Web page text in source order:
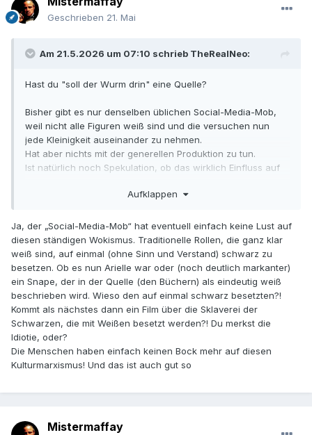
Geschrieben 21. Mai
Am 21.5.2026 um 07:10 schrieb TheRealNeo:
Hast du "soll der Wurm drin" eine Quelle?
Bisher gibt es nur denselben üblichen Social-Media-Mob,
weil nicht alle Figuren weiß sind und die versuchen nun
jede Kleinigkeit auseinander zu nehmen.
Hat aber nichts mit der generellen Produktion zu tun.
Ist natürlich noch Spekulation, ob das wirklich Einfluss auf
Aufklappen
Ja, der „Social-Media-Mob“ hat eventuell einfach keine Lust auf
diesen ständigen Wokismus. Traditionelle Rollen, die ganz klar
weiß sind, auf einmal (ohne Sinn und Verstand) schwarz zu
besetzen. Ob es nun Arielle war oder (noch deutlich markanter)
ein Snape, der in der Quelle (den Büchern) als eindeutig weiß
beschrieben wird. Wieso den auf einmal schwarz besetzten?!
Kommt als nächstes dann ein Film über die Sklaverei der
Schwarzen, die mit Weißen besetzt werden?! Du merkst die
Idiotie, oder?
Die Menschen haben einfach keinen Bock mehr auf diesen
Kulturmarxismus! Und das ist auch gut so
Mistermaffay